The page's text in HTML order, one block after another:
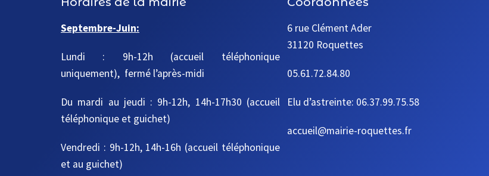
Septembre-Juin:
Lundi : 9h-12h (accueil téléphonique
uniquement), fermé l’après-midi
Du mardi au jeudi : 9h-12h, 14h-17h30 (accueil
téléphonique et guichet)
Vendredi : 9h-12h, 14h-16h (accueil téléphonique
et au guichet)
6 rue Clément Ader
31120 Roquettes
05.61.72.84.80
Elu d’astreinte: 06.37.99.75.58
accueil@mairie-roquettes.fr